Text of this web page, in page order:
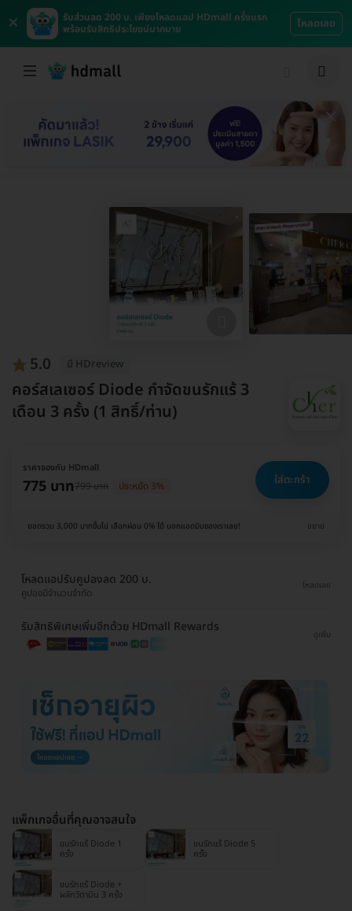
×
รับส่วนลด 200 บ. เพียงโหลดแอป HDmall ครั้งแรก
พร้อมรับสิทธิประโยชน์มากมาย
โหลดเลย
5.0 มี HDreview
คอร์สเลเซอร์ Diode กำจัดขนรักแร้ 3
เดือน 3 ครั้ง (1 สิทธิ์/ท่าน)
ราคาจองกับ HDmall
775 บาท799 บาท ประหยัด 3% ใส่ตะกร้า
ยอดรวม 3,000 บาทขึ้นไป เลือกผ่อน 0% ได้ บอกแอดมินของเราเลย! ขยาย
โหลดแอปรับคูปองลด 200 บ.
คูปองมีจำนวนจำกัด
โหลดเลย
รับสิทธิพิเศษเพิ่มอีกด้วย HDmall Rewards
ดูเพิ่ม
แพ็กเกจอื่นที่คุณอาจสนใจ
ขนรักแร้ Diode 1
ครั้ง
ขนรักแร้ Diode 5
ครั้ง
ขนรักแร้ Diode +
ผลักวิตามิน 3 ครั้ง